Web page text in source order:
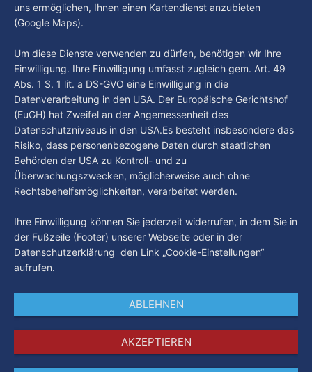
By Luca Kimmel 6. Aug. 2026
Nissi's Kunstwelt - Folge 18
By Luca Kimmel 6. Aug. 2026
uns ermöglichen, Ihnen einen Kartendienst anzubieten
(Google Maps).
Um diese Dienste verwenden zu dürfen, benötigen wir Ihre
Einwilligung. Ihre Einwilligung umfasst zugleich gem. Art. 49
Abs. 1 S. 1 lit. a DS-GVO eine Einwilligung in die
Datenverarbeitung in den USA. Der Europäische Gerichtshof
(EuGH) hat Zweifel an der Angemessenheit des
Datenschutzniveaus in den USA.Es besteht insbesondere das
Risiko, dass personenbezogene Daten durch staatlichen
Behörden der USA zu Kontroll- und zu
Überwachungszwecken, möglicherweise auch ohne
Rechtsbehelfsmöglichkeiten, verarbeitet werden.
Ihre Einwilligung können Sie jederzeit widerrufen, in dem Sie in
der Fußzeile (Footer) unserer Webseite oder in der
Datenschutzerklärung den Link „Cookie-Einstellungen“
aufrufen.
ABLEHNEN
AKZEPTIEREN